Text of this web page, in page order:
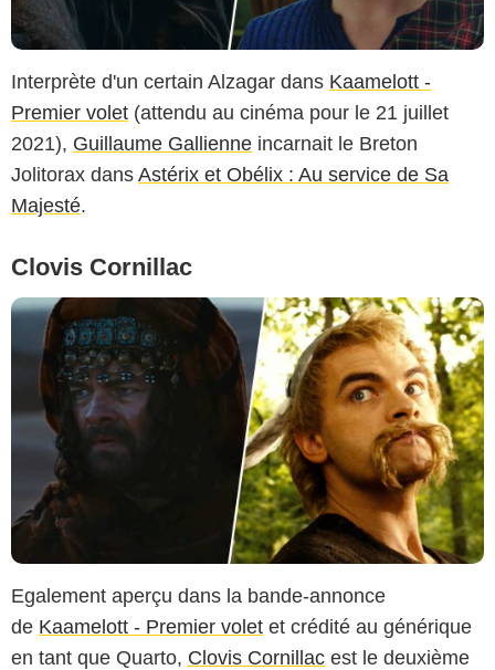
Interprète d'un certain Alzagar dans Kaamelott -
Premier volet (attendu au cinéma pour le 21 juillet
2021), Guillaume Gallienne incarnait le Breton
Jolitorax dans Astérix et Obélix : Au service de Sa
Majesté.
Clovis Cornillac
Egalement aperçu dans la bande-annonce
de Kaamelott - Premier volet et crédité au générique
en tant que Quarto, Clovis Cornillac est le deuxième